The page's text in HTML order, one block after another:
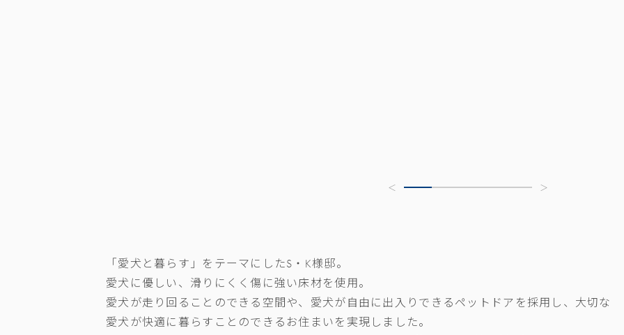
「愛犬と暮らす」をテーマにしたS・K様邸。
愛犬に優しい、滑りにくく傷に強い床材を使用。
愛犬が走り回ることのできる空間や、愛犬が自由に出入りできるペットドアを採用し、大切な
愛犬が快適に暮らすことのできるお住まいを実現しました。